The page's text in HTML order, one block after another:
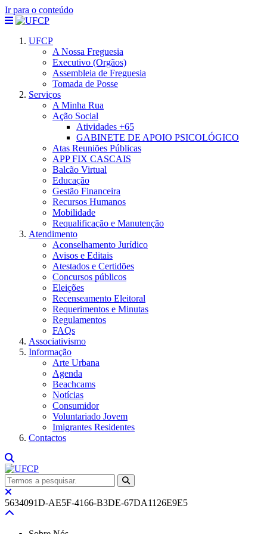
Ir para o conteúdo
UFCP
A Nossa Freguesia
Executivo (Orgãos)
Assembleia de Freguesia
Tomada de Posse
Serviços
A Minha Rua
Ação Social
Atividades +65
GABINETE DE APOIO PSICOLÓGICO
Atas Reuniões Públicas
APP FIX CASCAIS
Balcão Virtual
Educação
Gestão Financeira
Recursos Humanos
Mobilidade
Requalificação e Manutenção
Atendimento
Aconselhamento Jurídico
Avisos e Editais
Atestados e Certidões
Concursos públicos
Eleições
Recenseamento Eleitoral
Requerimentos e Minutas
Regulamentos
FAQs
Associativismo
Informação
Arte Urbana
Agenda
Beachcams
Notícias
Consumidor
Voluntariado Jovem
Imigrantes Residentes
Contactos
5634091D-AE5F-4166-B3DE-67DA1126E9E5